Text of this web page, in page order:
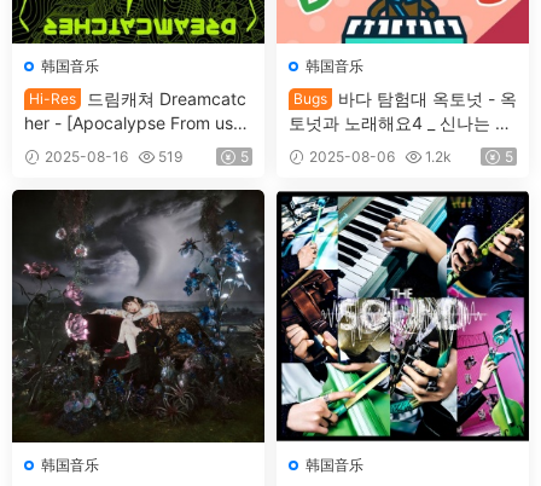
韩国音乐
Hi-Res
드림캐쳐 Dreamcatc
her - [Apocalypse From us]
[2023.05.24] [24Bit/48kHz]
[Hi-Res Flac 188MB]
2025-08-16 519 5
韩国音乐
Bugs
바다 탐험대 옥토넛 - 옥
토넛과 노래해요4 _ 신나는 AI
동요(영어) The Octonauts -
The Octonauts Songs4AI (E
NGLISH) [2023.02.22] [24Bi
t/48kHz] [Hi-Res Flac 98.7M
B]
2025-08-06 1.2k 5
韩国音乐
韩国音乐